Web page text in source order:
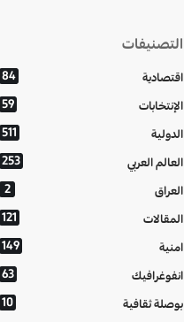
التصنيفات
اقتصادية 84
الإنتخابات 59
الدولية 511
العالم العربي 253
العراق 2
المقالات 121
امنية 149
انفوغرافيك 63
بوصلة ثقافية 10